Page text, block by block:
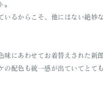
。
いるからこそ、他にはない絶妙
味にあわせてお着替えされた新
の配色も統一感が出ていてとて